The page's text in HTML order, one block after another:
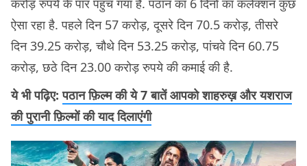
करोड़ रुपये के पार पहुंच गया है. पठान का 6 दिनों का कलेक्शन कुछ
ऐसा रहा है. पहले दिन 57 करोड़, दूसरे दिन 70.5 करोड़, तीसरे
दिन 39.25 करोड़, चौथे दिन 53.25 करोड़, पांचवे दिन 60.75
करोड़, छठे दिन 23.00 करोड़ रुपये की कमाई की है.
ये भी पढ़िए:पठान फ़िल्म की ये 7 बातें आपको शाहरुख़ और यशराज
की पुरानी फ़िल्मों की याद दिलाएंगी